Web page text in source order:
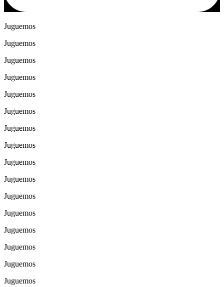
Juguemos
Juguemos
Juguemos
Juguemos
Juguemos
Juguemos
Juguemos
Juguemos
Juguemos
Juguemos
Juguemos
Juguemos
Juguemos
Juguemos
Juguemos
Juguemos